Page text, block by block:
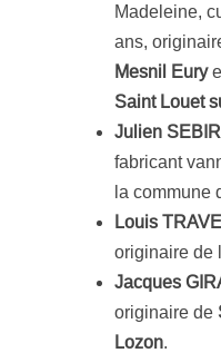
Madeleine,
ans,
Mesnil Eury
Saint Louet
Julien
fabricant
la commune
Louis
originaire de
Jacques
originaire de
Lozon.